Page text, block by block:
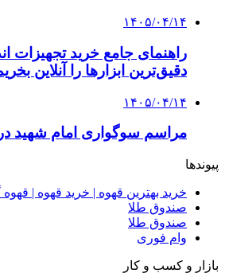
۱۴۰۵/۰۴/۱۴
راهنمای جامع خرید تجهیزات
دقیق‌ترین ابزارها را آنلاین
۱۴۰۵/۰۴/۱۴
مراسم سوگواری امام شهید
پیوندها
خرید بهترین قهوه | خرید قهوه | قهوه
صندوق طلا
صندوق طلا
وام فوری
بازار و کسب و کار